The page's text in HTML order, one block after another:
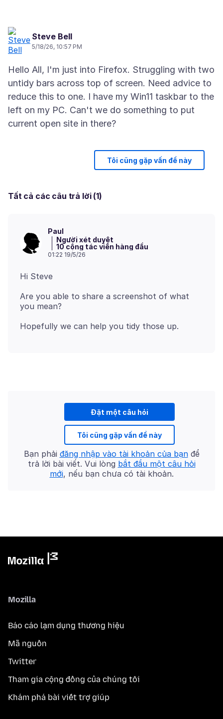
Steve Bell
5/18/26, 10:57 PM
Hello All, I'm just into Firefox. Struggling with two
untidy bars across top of screen. Need advice to
reduce this to one. I have my Win11 taskbar to the
left on my PC. Can't we do something to put
Tôi cũng gặp vấn đề này
Tất cả các câu trả lời (1)
Paul
Người xét duyệt
10 cộng tác viên hàng đầu
01:22 19/5/26
Are you able to share a screenshot of what
Đặt một câu hỏi
Tôi cũng gặp vấn đề này
Bạn phải đăng nhập vào tài khoản của bạnđể
trả lời bài viết. Vui lòng bắt đầu một câu hỏi
mới, nếu bạn chưa có tài khoản.
Mozilla
Báo cáo lạm dụng thương hiệu
Mã nguồn
Twitter
Tham gia cộng đồng của chúng tôi
Khám phá bài viết trợ giúp